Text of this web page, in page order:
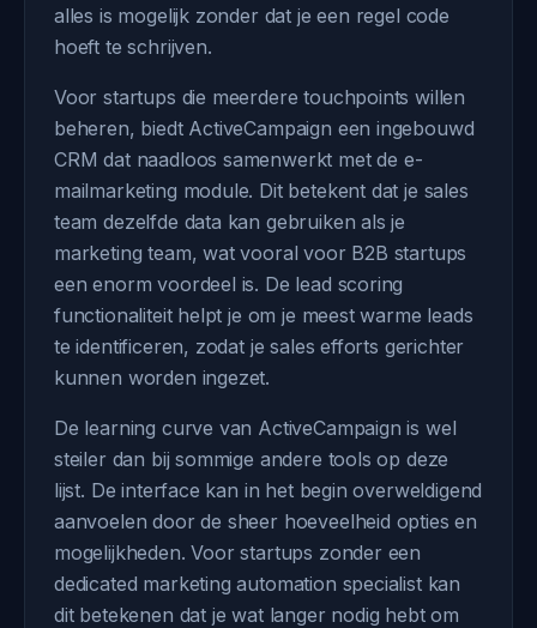
alles is mogelijk zonder dat je een regel code
hoeft te schrijven.
Voor startups die meerdere touchpoints willen
beheren, biedt ActiveCampaign een ingebouwd
CRM dat naadloos samenwerkt met de e-
mailmarketing module. Dit betekent dat je sales
team dezelfde data kan gebruiken als je
marketing team, wat vooral voor B2B startups
een enorm voordeel is. De lead scoring
functionaliteit helpt je om je meest warme leads
te identificeren, zodat je sales efforts gerichter
kunnen worden ingezet.
De learning curve van ActiveCampaign is wel
steiler dan bij sommige andere tools op deze
lijst. De interface kan in het begin overweldigend
aanvoelen door de sheer hoeveelheid opties en
mogelijkheden. Voor startups zonder een
dedicated marketing automation specialist kan
dit betekenen dat je wat langer nodig hebt om